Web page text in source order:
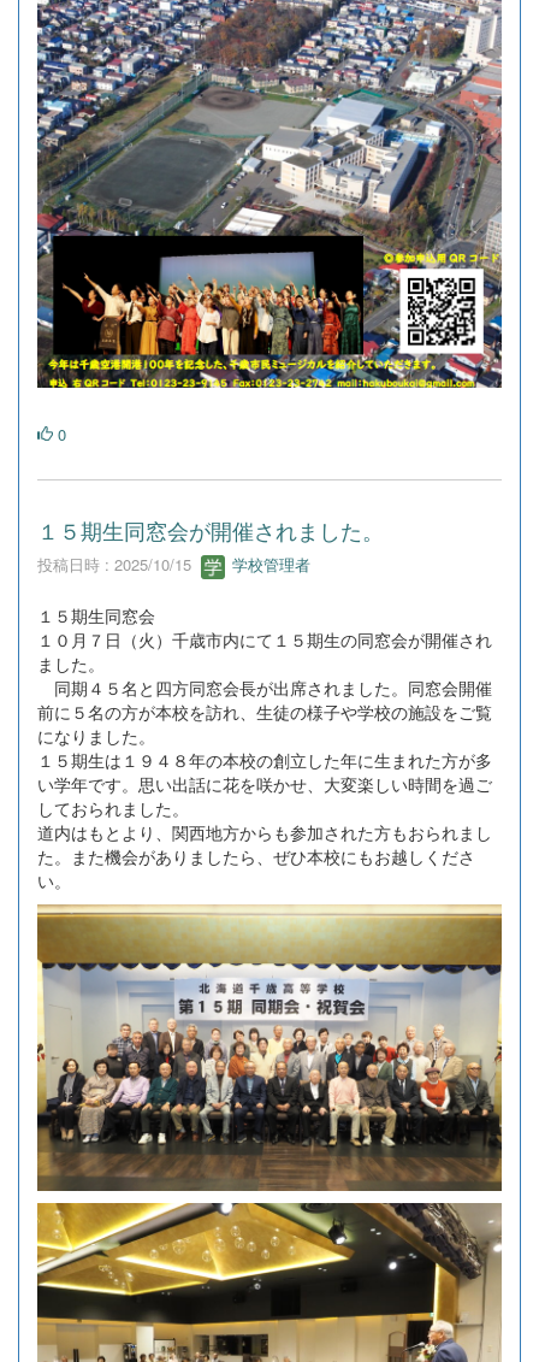
0
１５期生同窓会が開催されました。
投稿日時 : 2025/10/15 学校管理者
１５期生同窓会
１０月７日（火）千歳市内にて１５期生の同窓会が開催され
ました。
同期４５名と四方同窓会長が出席されました。同窓会開催
前に５名の方が本校を訪れ、生徒の様子や学校の施設をご覧
になりました。
１５期生は１９４８年の本校の創立した年に生まれた方が多
い学年です。思い出話に花を咲かせ、大変楽しい時間を過ご
しておられました。
道内はもとより、関西地方からも参加された方もおられまし
た。また機会がありましたら、ぜひ本校にもお越しくださ
い。